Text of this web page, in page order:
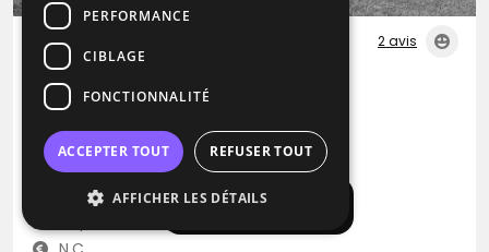
Afficher la carte
2 avis
DJ
Bpm Événements
Blues Variété Internationale Zouk
Ambarès-et-Lagrave (33)
PERFORMANCE
CIBLAGE
FONCTIONNALITÉ
ACCEPTER TOUT REFUSER TOUT
AFFICHER LES DÉTAILS